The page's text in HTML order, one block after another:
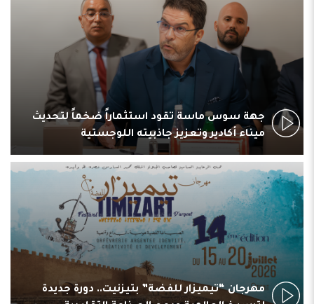
جهة سوس ماسة تقود استثماراً ضخماً لتحديث
ميناء أكادير وتعزيز جاذبيته اللوجستية
مهرجان “تيميزار للفضة” بتيزنيت.. دورة جديدة